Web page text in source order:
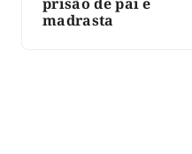
madrasta